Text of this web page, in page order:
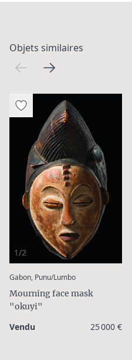
Objets similaires
1/2
Gabon, Punu/Lumbo:
Mourning face mask
"okuyi"
Vendu 25 000 €